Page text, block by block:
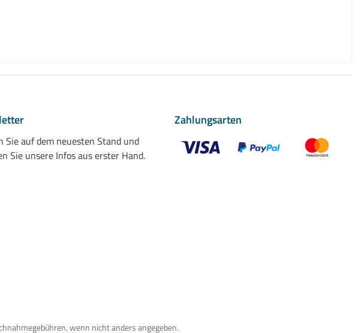
Sie auf dem neuesten Stand und
Sie unsere Infos aus erster Hand.
Zahlungsarten
wenn nicht anders angegeben.